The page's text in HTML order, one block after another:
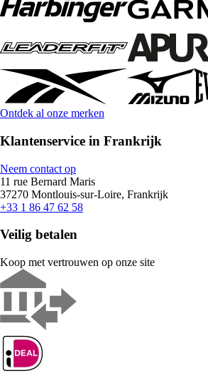
Ontdek al onze merken
Klantenservice in Frankrijk
Neem contact op
11 rue Bernard Maris
37270 Montlouis-sur-Loire, Frankrijk
+33 1 86 47 62 58
Veilig betalen
Koop met vertrouwen op onze site